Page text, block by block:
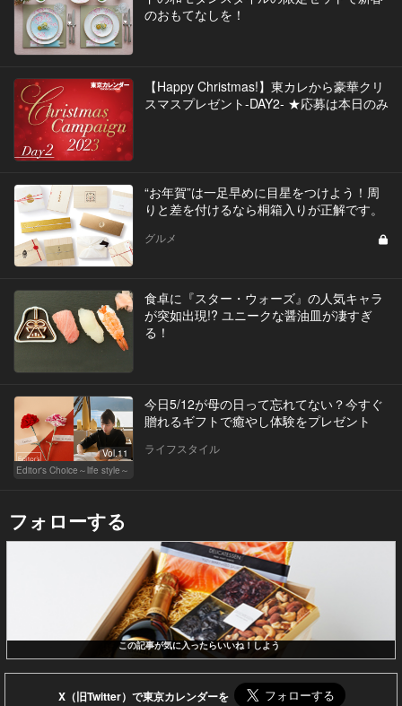
のおもてなしを！
【Happy Christmas!】東カレから豪華クリ
スマスプレゼント-DAY2- ★応募は本日のみ
“お年賀”は一足早めに目星をつけよう！周
りと差を付けるなら桐箱入りが正解です。
グルメ
食卓に『スター・ウォーズ』の人気キャラ
が突如出現!? ユニークな醤油皿が凄すぎ
る！
Vol.11
Editor's Choice～life style～
今日5/12が母の日って忘れてない？今すぐ
贈れるギフトで癒やし体験をプレゼント
ライフスタイル
フォローする
この記事が気に入ったらいいね！しよう
X（旧Twitter）で東京カレンダーを